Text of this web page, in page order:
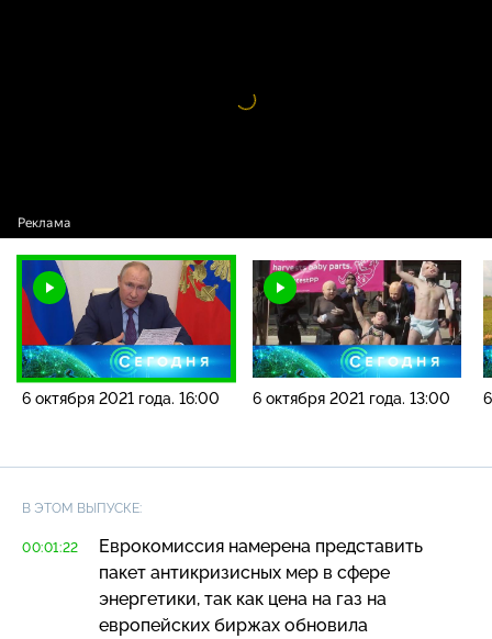
Видео
проигрыватель
6 октября 2021 года. 16:00 6 октября 2021 года. 13:00
В ЭТОМ ВЫПУСКЕ:
00:01:22
Еврокомиссия намерена представить
пакет антикризисных мер в сфере
энергетики, так как цена на газ на
европейских биржах обновила